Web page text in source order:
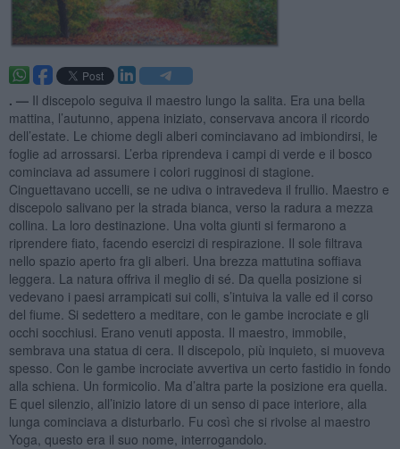
. — Il discepolo seguiva il maestro lungo la salita. Era una bella
mattina, l’autunno, appena iniziato, conservava ancora il ricordo
dell’estate. Le chiome degli alberi cominciavano ad imbiondirsi, le
foglie ad arrossarsi. L’erba riprendeva i campi di verde e il bosco
cominciava ad assumere i colori rugginosi di stagione.
Cinguettavano uccelli, se ne udiva o intravedeva il frullio. Maestro e
discepolo salivano per la strada bianca, verso la radura a mezza
collina. La loro destinazione. Una volta giunti si fermarono a
riprendere fiato, facendo esercizi di respirazione. Il sole filtrava
nello spazio aperto fra gli alberi. Una brezza mattutina soffiava
leggera. La natura offriva il meglio di sé. Da quella posizione si
vedevano i paesi arrampicati sui colli, s’intuiva la valle ed il corso
del fiume. Si sedettero a meditare, con le gambe incrociate e gli
occhi socchiusi. Erano venuti apposta. Il maestro, immobile,
sembrava una statua di cera. Il discepolo, più inquieto, si muoveva
spesso. Con le gambe incrociate avvertiva un certo fastidio in fondo
alla schiena. Un formicolio. Ma d’altra parte la posizione era quella.
E quel silenzio, all’inizio latore di un senso di pace interiore, alla
lunga cominciava a disturbarlo. Fu così che si rivolse al maestro
Yoga, questo era il suo nome, interrogandolo.